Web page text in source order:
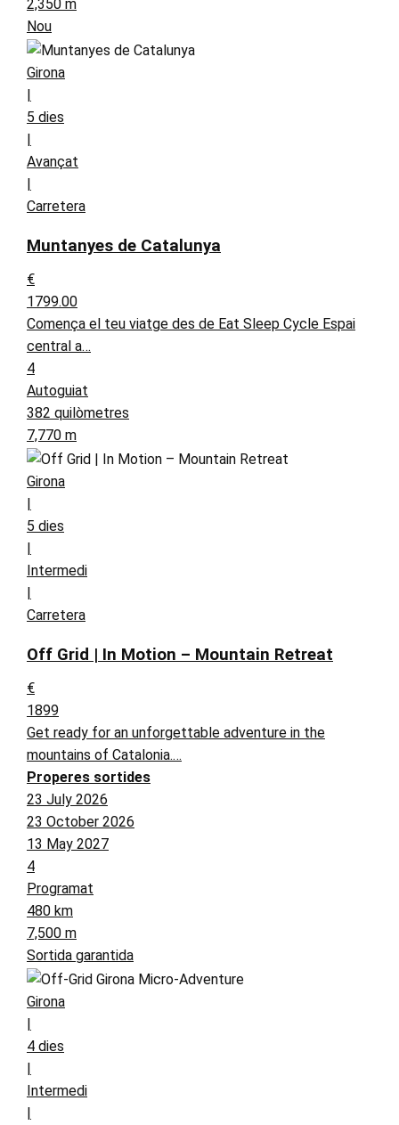
2,350 m
Nou
Girona
|
5 dies
|
Avançat
|
Carretera
Muntanyes de Catalunya
€
1799.00
Comença el teu viatge des de Eat Sleep Cycle Espai
central a…
4
Autoguiat
382 quilòmetres
7,770 m
Girona
|
5 dies
|
Intermedi
|
Carretera
Off Grid | In Motion – Mountain Retreat
€
1899
Get ready for an unforgettable adventure in the
mountains of Catalonia.…
Properes sortides
23 July 2026
23 October 2026
13 May 2027
4
Programat
480 km
7,500 m
Sortida garantida
Girona
|
4 dies
|
Intermedi
|